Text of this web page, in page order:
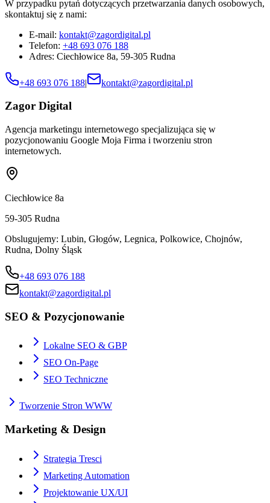
W przypadku pytań dotyczących przetwarzania danych osobowych,
skontaktuj się z nami:
E-mail: kontakt@zagordigital.pl
Telefon: +48 693 076 188
Adres: Ciechłowice 8a, 59-305 Rudna
+48 693 076 188| kontakt@zagordigital.pl
Zagor Digital
Agencja marketingu internetowego specjalizująca się w
pozycjonowaniu Google Moja Firma i tworzeniu stron
internetowych.
Ciechłowice 8a
59-305 Rudna
Obslugujemy: Lubin, Głogów, Legnica, Polkowice, Chojnów,
Rudna, Dolny Śląsk
+48 693 076 188
kontakt@zagordigital.pl
SEO & Pozycjonowanie
Lokalne SEO & GBP
SEO On-Page
SEO Techniczne
Tworzenie Stron WWW
Marketing & Design
Strategia Tresci
Marketing Automation
Projektowanie UX/UI